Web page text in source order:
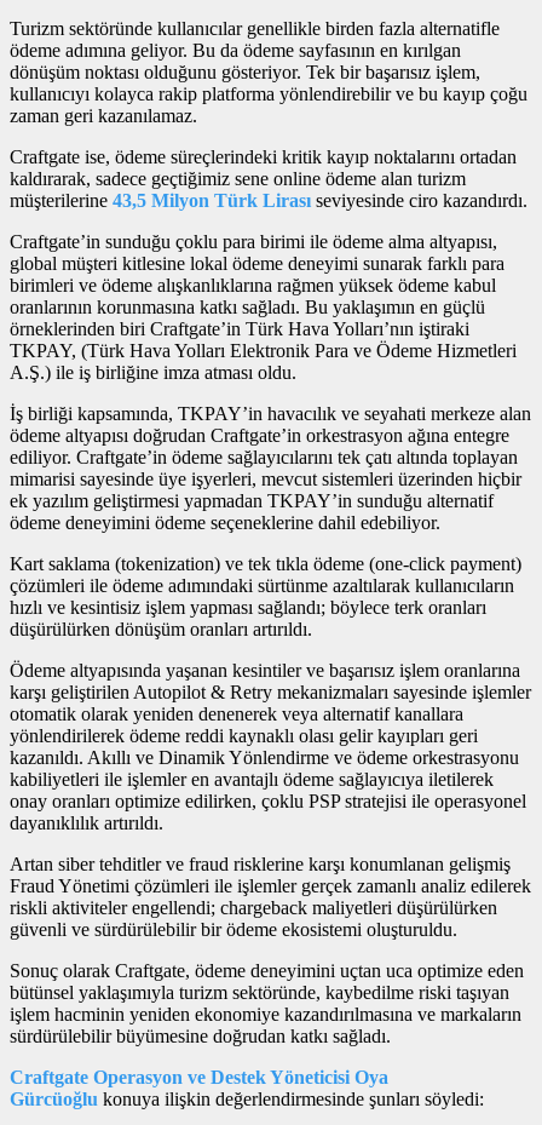
Turizm sektöründe kullanıcılar genellikle birden fazla alternatifle
ödeme adımına geliyor. Bu da ödeme sayfasının en kırılgan
dönüşüm noktası olduğunu gösteriyor. Tek bir başarısız işlem,
kullanıcıyı kolayca rakip platforma yönlendirebilir ve bu kayıp çoğu
zaman geri kazanılamaz.
Craftgate ise, ödeme süreçlerindeki kritik kayıp noktalarını ortadan
kaldırarak, sadece geçtiğimiz sene online ödeme alan turizm
müşterilerine 43,5 Milyon Türk Lirası seviyesinde ciro kazandırdı.
Craftgate’in sunduğu çoklu para birimi ile ödeme alma altyapısı,
global müşteri kitlesine lokal ödeme deneyimi sunarak farklı para
birimleri ve ödeme alışkanlıklarına rağmen yüksek ödeme kabul
oranlarının korunmasına katkı sağladı. Bu yaklaşımın en güçlü
örneklerinden biri Craftgate’in Türk Hava Yolları’nın iştiraki
TKPAY, (Türk Hava Yolları Elektronik Para ve Ödeme Hizmetleri
A.Ş.) ile iş birliğine imza atması oldu.
İş birliği kapsamında, TKPAY’in havacılık ve seyahati merkeze alan
ödeme altyapısı doğrudan Craftgate’in orkestrasyon ağına entegre
ediliyor. Craftgate’in ödeme sağlayıcılarını tek çatı altında toplayan
mimarisi sayesinde üye işyerleri, mevcut sistemleri üzerinden hiçbir
ek yazılım geliştirmesi yapmadan TKPAY’in sunduğu alternatif
ödeme deneyimini ödeme seçeneklerine dahil edebiliyor.
Kart saklama (tokenization) ve tek tıkla ödeme (one-click payment)
çözümleri ile ödeme adımındaki sürtünme azaltılarak kullanıcıların
hızlı ve kesintisiz işlem yapması sağlandı; böylece terk oranları
düşürülürken dönüşüm oranları artırıldı.
Ödeme altyapısında yaşanan kesintiler ve başarısız işlem oranlarına
karşı geliştirilen Autopilot & Retry mekanizmaları sayesinde işlemler
otomatik olarak yeniden denenerek veya alternatif kanallara
yönlendirilerek ödeme reddi kaynaklı olası gelir kayıpları geri
kazanıldı. Akıllı ve Dinamik Yönlendirme ve ödeme orkestrasyonu
kabiliyetleri ile işlemler en avantajlı ödeme sağlayıcıya iletilerek
onay oranları optimize edilirken, çoklu PSP stratejisi ile operasyonel
dayanıklılık artırıldı.
Artan siber tehditler ve fraud risklerine karşı konumlanan gelişmiş
Fraud Yönetimi çözümleri ile işlemler gerçek zamanlı analiz edilerek
riskli aktiviteler engellendi; chargeback maliyetleri düşürülürken
güvenli ve sürdürülebilir bir ödeme ekosistemi oluşturuldu.
Sonuç olarak Craftgate, ödeme deneyimini uçtan uca optimize eden
bütünsel yaklaşımıyla turizm sektöründe, kaybedilme riski taşıyan
işlem hacminin yeniden ekonomiye kazandırılmasına ve markaların
sürdürülebilir büyümesine doğrudan katkı sağladı.
Craftgate Operasyon ve Destek Yöneticisi Oya
Gürcüoğlu konuya ilişkin değerlendirmesinde şunları söyledi: